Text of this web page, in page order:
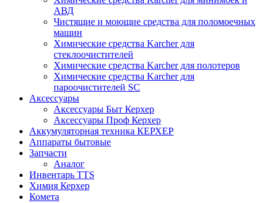
АВД
Чистящие и моющие средства для поломоечных
машин
Химические средства Karcher для
стеклоочистителей
Химические средства Karcher для полотеров
Химические средства Karcher для
пароочистителей SC
Аксессуары
Аксессуары Быт Керхер
Аксессуары Проф Керхер
Аккумуляторная техника КЕРХЕР
Аппараты бытовые
Запчасти
Аналог
Инвентарь TTS
Химия Керхер
Комета